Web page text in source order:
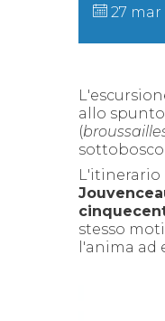
27 mar
allo
(
L'itinerario
stesso
l'anima